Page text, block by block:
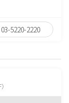
03-5220-2220